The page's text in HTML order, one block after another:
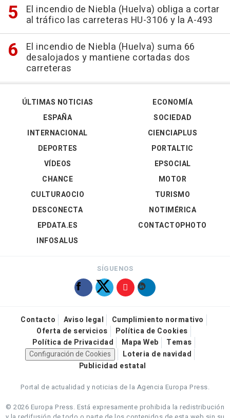
El incendio de Niebla (Huelva) obliga a cortar
al tráfico las carreteras HU-3106 y la A-493
El incendio de Niebla (Huelva) suma 66
desalojados y mantiene cortadas dos
carreteras
ÚLTIMAS NOTICIAS
ESPAÑA
INTERNACIONAL
DEPORTES
VÍDEOS
ECONOMÍA
SOCIEDAD
CIENCIAPLUS
PORTALTIC
EPSOCIAL
CHANCE
CULTURAOCIO
DESCONECTA
EPDATA.ES
INFOSALUS
MOTOR
TURISMO
NOTIMÉRICA
CONTACTOPHOTO
SÍGUENOS
Contacto Aviso legal
Cumplimiento normativo
Oferta de servicios
Política de Cookies
Política de Privacidad
Mapa Web
Temas
Configuración de Cookies
Loteria de navidad
Publicidad estatal
Portal de actualidad y noticias de la Agencia Europa Press.
© 2026 Europa Press. Está expresamente prohibida la redistribución